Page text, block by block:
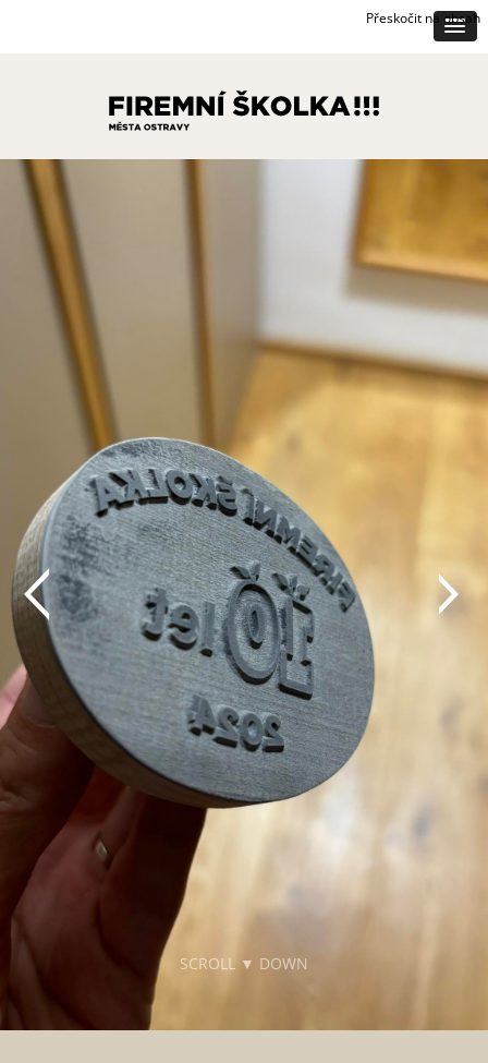
Přeskočit na obsah
SCROLL ▼ DOWN